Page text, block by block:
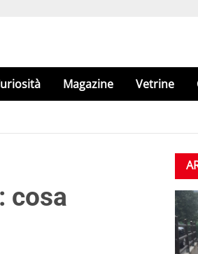
Magazine Vetrine
cosa